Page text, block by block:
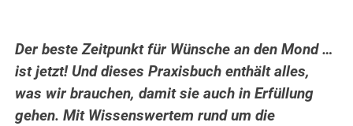
Der beste Zeitpunkt für Wünsche an den Mond …
ist jetzt! Und dieses Praxisbuch enthält alles,
was wir brauchen, damit sie auch in Erfüllung
gehen. Mit Wissenswertem rund um die